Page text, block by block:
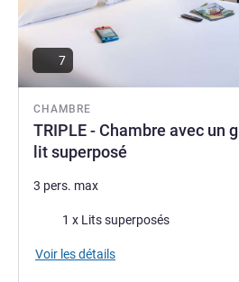
CHAMBRE
TRIPLE - Chambre avec un
lit superposé
7
3 pers. max
Literie1 x Lits superposés
Voir les détails